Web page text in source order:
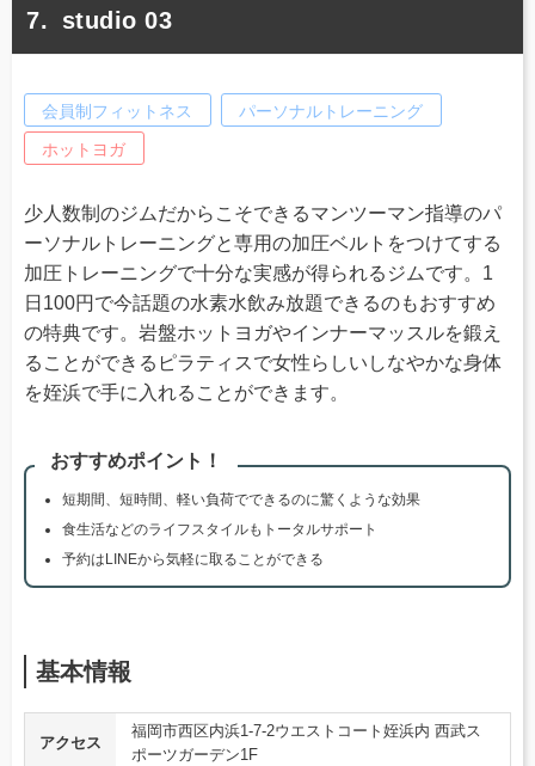
studio 03
会員制フィットネス パーソナルトレーニング
ホットヨガ
少人数制のジムだからこそできるマンツーマン指導のパ
ーソナルトレーニングと専用の加圧ベルトをつけてする
加圧トレーニングで十分な実感が得られるジムです。1
日100円で今話題の水素水飲み放題できるのもおすすめ
の特典です。岩盤ホットヨガやインナーマッスルを鍛え
ることができるピラティスで女性らしいしなやかな身体
を姪浜で手に入れることができます。
おすすめポイント！
短期間、短時間、軽い負荷でできるのに驚くような効果
食生活などのライフスタイルもトータルサポート
予約はLINEから気軽に取ることができる
基本情報
アクセス
福岡市西区内浜1-7-2ウエストコート姪浜内 西武ス
ポーツガーデン1F